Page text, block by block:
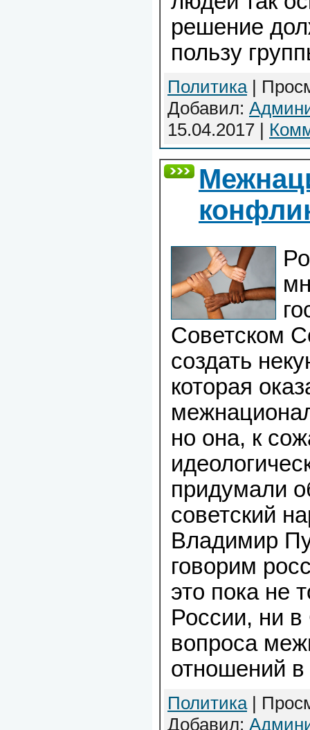
решение
пользу
Политика|
Добавил:
15.04.2017 |
Советском
создать
которая
но она, к
придумали
советский
Владимир
говорим
это пока не
России, ни
вопроса
отношений
Политика|
Добавил: